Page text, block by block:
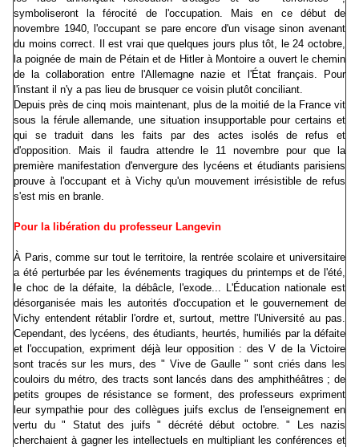
symboliseront la férocité de l'occupation. Mais en ce début de
novembre 1940, l'occupant se pare encore d'un visage sinon avenant
du moins correct. Il est vrai que quelques jours plus tôt, le 24 octobre,
la poignée de main de Pétain et de Hitler à Montoire a ouvert le chemin
de la collaboration entre l'Allemagne nazie et l'État français. Pour
l'instant il n'y a pas lieu de brusquer ce voisin plutôt conciliant.
Depuis près de cinq mois maintenant, plus de la moitié de la France vit
sous la férule allemande, une situation insupportable pour certains et
qui se traduit dans les faits par des actes isolés de refus et
d'opposition. Mais il faudra attendre le 11 novembre pour que la
première manifestation d'envergure des lycéens et étudiants parisiens
prouve à l'occupant et à Vichy qu'un mouvement irrésistible de refus
s'est mis en branle.
Pour la libération du professeur Langevin
À Paris, comme sur tout le territoire, la rentrée scolaire et universitaire
a été perturbée par les événements tragiques du printemps et de l'été,
le choc de la défaite, la débâcle, l'exode... L'Éducation nationale est
désorganisée mais les autorités d'occupation et le gouvernement de
Vichy entendent rétablir l'ordre et, surtout, mettre l'Université au pas.
Cependant, des lycéens, des étudiants, heurtés, humiliés par la défaite
et l'occupation, expriment déjà leur opposition : des V de la Victoire
sont tracés sur les murs, des " Vive de Gaulle " sont criés dans les
couloirs du métro, des tracts sont lancés dans des amphithéâtres ; de
petits groupes de résistance se forment, des professeurs expriment
leur sympathie pour des collègues juifs exclus de l'enseignement en
vertu du " Statut des juifs " décrété début octobre. " Les nazis
cherchaient à gagner les intellectuels en multipliant les conférences et